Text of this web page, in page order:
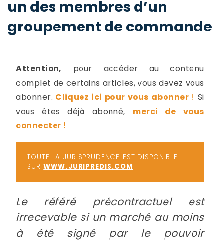
un des membres d’un
groupement de commande
Attention, pour accéder au contenu
complet de certains articles, vous devez vous
abonner. Cliquez ici pour vous abonner ! Si
vous êtes déjà abonné, merci de vous
connecter !
TOUTE LA JURISPRUDENCE EST DISPONIBLE
SURWWW.JURIPREDIS.COM
Le référé précontractuel est
irrecevable si un marché au moins
à été signé par le pouvoir